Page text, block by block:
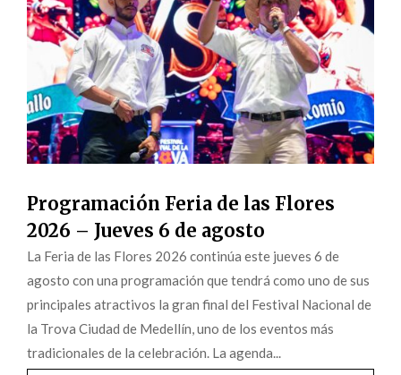
Programación Feria de las Flores
2026 – Jueves 6 de agosto
La Feria de las Flores 2026 continúa este jueves 6 de
agosto con una programación que tendrá como uno de sus
principales atractivos la gran final del Festival Nacional de
la Trova Ciudad de Medellín, uno de los eventos más
tradicionales de la celebración. La agenda...